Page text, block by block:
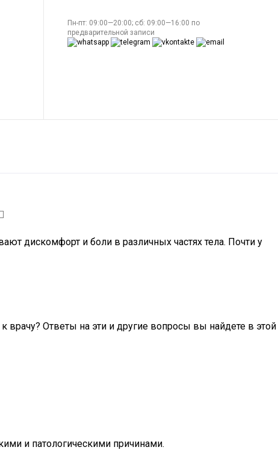
Пн-пт: 09:00—20:00; сб: 09:00—16:00 по
предварительной записи
дискомфорт и боли в различных частях тела. Почти у
врачу? Ответы на эти и другие вопросы вы найдете в этой
и патологическими причинами.